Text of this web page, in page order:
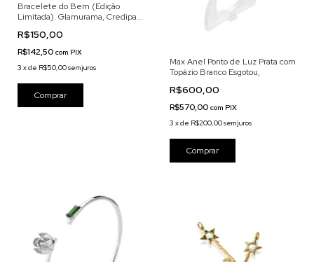
Bracelete do Bem (Edição
Limitada). Glamurama, Credipaz
solidário.
R$150,00
R$142,50 com PIX
3 xde R$50,00sem juros
Comprar
Max Anel Ponto de Luz Prata com
Topázio Branco Esgotou,
R$600,00
R$570,00 com PIX
3 xde R$200,00sem juros